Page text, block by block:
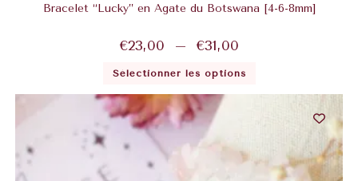
Bracelet “Lucky” en Agate du Botswana [4-6-8mm]
€23,00 – €31,00
Sélectionner les options